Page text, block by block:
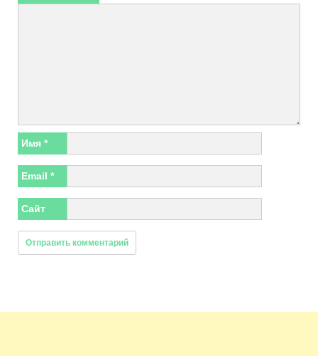
Имя *
Email *
Сайт